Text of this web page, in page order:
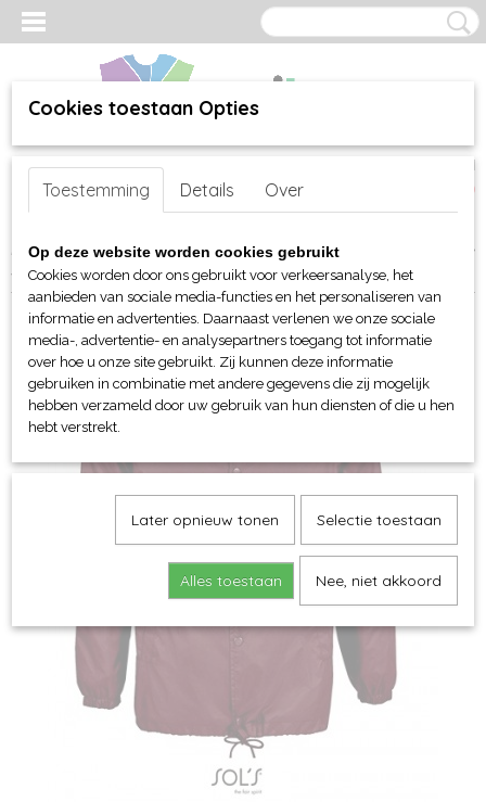
Inloggen Registreren
(0)
Home >webshop>Per merk >Sol's>Voor hem en haar (unisex)
>
Jacks> Sol's Sacramento unisex windjack
Cookies toestaan Opties
Toestemming Details Over
Op deze website worden cookies gebruikt
Cookies worden door ons gebruikt voor verkeersanalyse, het
aanbieden van sociale media-functies en het personaliseren van
informatie en advertenties. Daarnaast verlenen we onze sociale
media-, advertentie- en analysepartners toegang tot informatie
over hoe u onze site gebruikt. Zij kunnen deze informatie
gebruiken in combinatie met andere gegevens die zij mogelijk
hebben verzameld door uw gebruik van hun diensten of die u hen
hebt verstrekt.
Later opnieuw tonen Selectie toestaan
Alles toestaan Nee, niet akkoord